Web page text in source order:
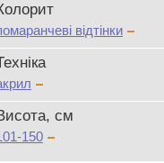
відтінки
см
150